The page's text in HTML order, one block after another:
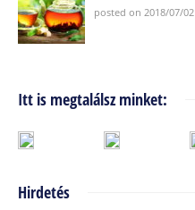
posted on 2018/07/02
Itt is megtalálsz minket:
Hirdetés